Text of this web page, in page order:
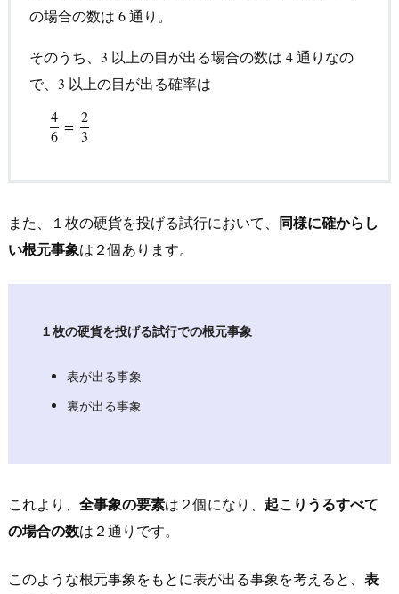
b
o
オ
ス
の
ス
メ
そ
２
の場合の数は 6
6通り。
そのうち、 3
3 以上の目が出る場合の数は4
4通りなの
で、 3
3 以上の目が出る確率は
4
6 = 2
3
6=23
また、１枚の硬貨を投げる試行において、 同様に確からし
い根元事象は２個あります。
１枚の硬貨を投げる試行での根元事象
表が出る事象
裏が出る事象
これより、 全事象の要素は２個になり、 起こりうるすべて
の場合の数は２通り です。
このような根元事象をもとに表が出る事象を考えると、 表